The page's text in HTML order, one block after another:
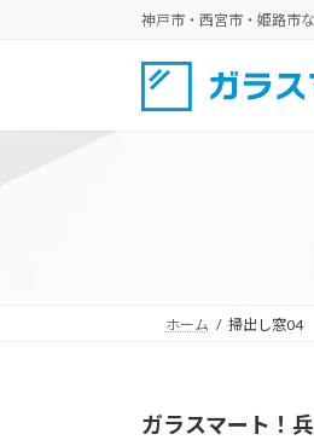
ツ
シ
神戸市・西宮市・姫路市
ホーム 掃出し窓04
ガラスマート！